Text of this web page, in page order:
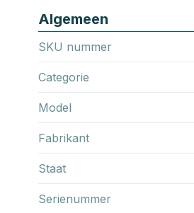
Algemeen
SKU nummer
Categorie
Model
Fabrikant
Staat
Serienummer